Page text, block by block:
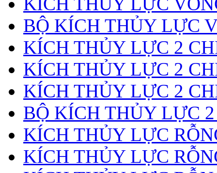
BỘ KÍCH THỦY LỰC
KÍCH THỦY LỰC 2
KÍCH THỦY LỰC 2
KÍCH THỦY LỰC 2
BỘ KÍCH THỦY LỰC
KÍCH THỦY LỰC
KÍCH THỦY LỰC